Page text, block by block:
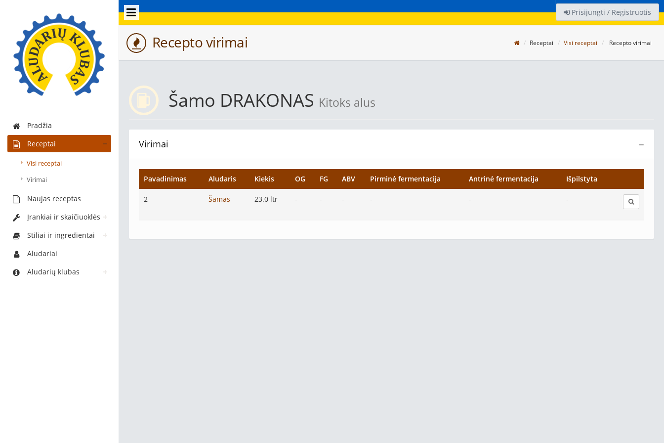
Pradžia
Receptai
Visi receptai
Virimai
Naujas receptas
Įrankiai ir skaičiuoklės
Stiliai ir ingredientai
Aludariai
Aludarių klubas
Prisijungti / Registruotis
Recepto virimai Receptai Visi receptai Recepto virimai
Šamo DRAKONAS Kitoks alus
−
Virimai
Pavadinimas Aludaris Kiekis OG FG ABV Pirminė fermentacija Antrinė fermentacija Išpilstyta
2 Šamas 23.0 ltr - - - - - -